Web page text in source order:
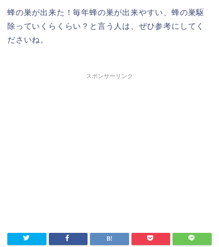
蜂の巣が出来た！毎年蜂の巣が出来やすい、蜂の巣駆
除っていくらくらい？と言う人は、ぜひ参考にしてく
ださいね。
スポンサーリンク